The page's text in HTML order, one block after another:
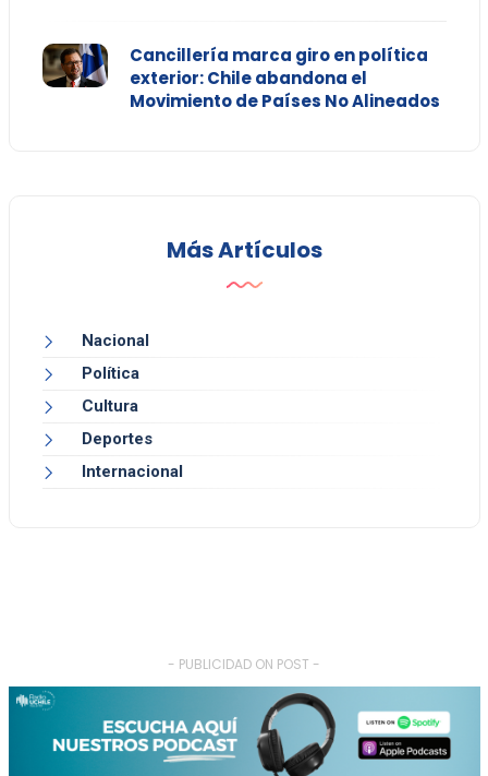
Cancillería marca giro en política
exterior: Chile abandona el
Movimiento de Países No Alineados
Más Artículos
Nacional
Política
Cultura
Deportes
Internacional
- PUBLICIDAD ON POST -